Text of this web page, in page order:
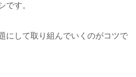
です。
にして取り組んでいくのがコツで